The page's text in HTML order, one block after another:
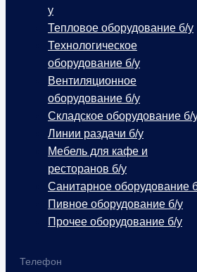
Телефон
у
Тепловое оборудование б/у
Технологическое
оборудование б/у
Вентиляционное
оборудование б/у
Складское оборудование б/
Линии раздачи б/у
Мебель для кафе и
ресторанов б/у
Санитарное оборудование
Пивное оборудование б/у
Прочее оборудование б/у